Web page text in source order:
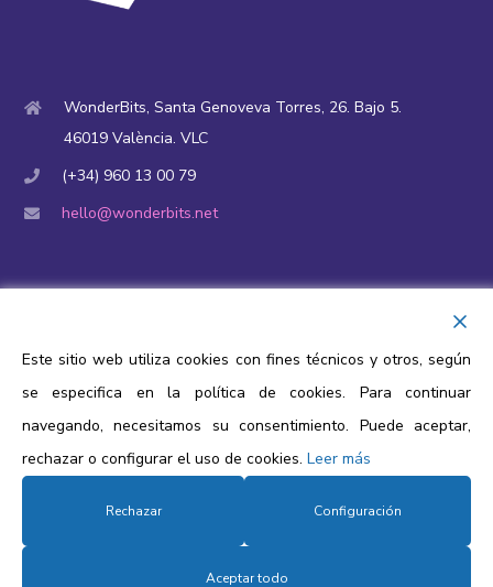
WonderBits, Santa Genoveva Torres, 26. Bajo 5.
46019 València. VLC
(+34) 960 13 00 79
hello@wonderbits.net
Política de privacidad
Política de cookies
Protección de datos
Este sitio web utiliza cookies con fines técnicos y otros, según
se especifica en la política de cookies. Para continuar
navegando, necesitamos su consentimiento. Puede aceptar,
rechazar o configurar el uso de cookies. Leer más
Rechazar Configuración
Aceptar todo